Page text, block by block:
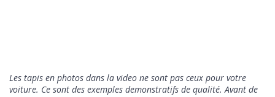
Les tapis en photos dans la video ne sont pas ceux pour votre
voiture. Ce sont des exemples demonstratifs de qualité. Avant de